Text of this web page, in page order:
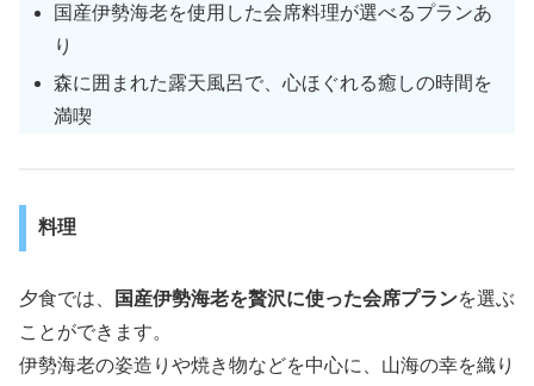
国産伊勢海老を使用した会席料理が選べるプランあ
り
森に囲まれた露天風呂で、心ほぐれる癒しの時間を
満喫
料理
夕食では、 国産伊勢海老を贅沢に使った会席プランを選ぶ
ことができます。
伊勢海老の姿造りや焼き物などを中心に、山海の幸を織り